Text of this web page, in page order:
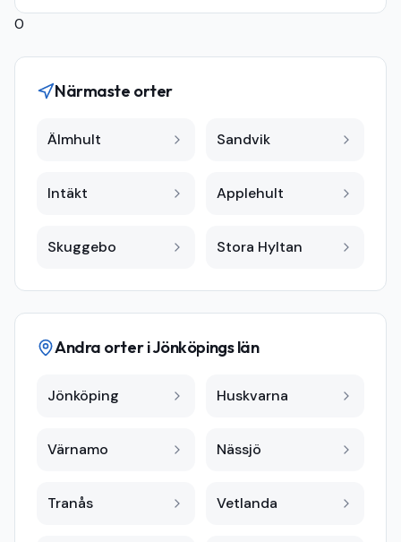
0
Närmaste orter
Älmhult Sandvik
Intäkt Applehult
Skuggebo Stora Hyltan
Andra orter iJönköpings län
Jönköping Huskvarna
Värnamo Nässjö
Tranås Vetlanda